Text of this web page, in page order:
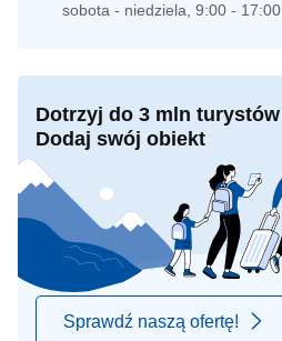
sobota - niedziela, 9:00 - 17:00
Dotrzyj do 3 mln turystów
Dodaj swój obiekt
Sprawdź naszą ofertę!